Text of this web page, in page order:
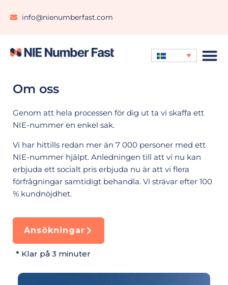
info@nienumberfast.com
Om oss
Genom att hela processen för dig ut ta vi skaffa ett
NIE-nummer en enkel sak.
Vi har hittills redan mer än 7 000 personer med ett
NIE-nummer hjälpt. Anledningen till att vi nu kan
erbjuda ett socialt pris erbjuda nu är att vi flera
förfrågningar samtidigt behandla. Vi strävar efter 100
% kundnöjdhet.
Ansökningar
* Klar på 3 minuter